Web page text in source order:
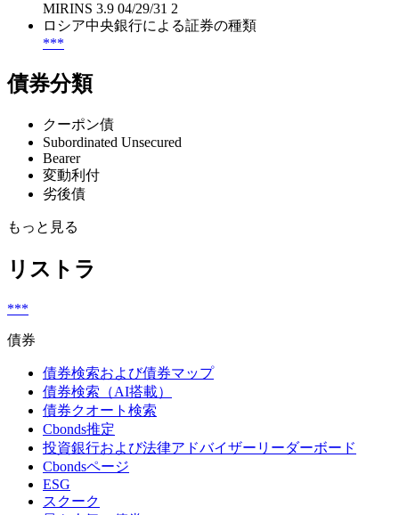
MIRINS 3.9 04/29/31 2
ロシア中央銀行による証券の種類
***
債券分類
クーポン債
Subordinated Unsecured
Bearer
変動利付
劣後債
もっと見る
リストラ
***
債券
債券検索および債券マップ
債券検索（AI搭載）
債券クオート検索
Cbonds推定
投資銀行および法律アドバイザーリーダーボード
Cbondsページ
ESG
スクーク